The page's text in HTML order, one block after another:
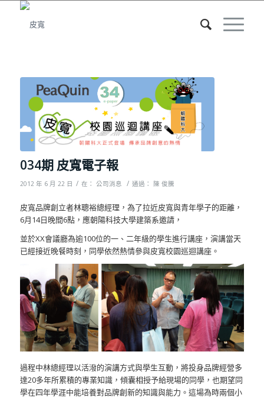
034期 皮寬電子報
2012 年 6 月 22 日 / 在： 公司消息 / 通過： 陳 俊騰
皮寬品牌創立者林聰裕總經理，為了拉近皮寬與青年學子的距離，
6月14日晚間6點，應朝陽科技大學建築系邀請，
並於XX會議廳為逾100位的一、二年級的學生進行講座，演講當天
已經接近晚餐時刻，同學依然熱情參與皮寬校園巡迴講座。
過程中林總經理以活潑的演講方式與學生互動，將投身品牌經營多
達20多年所累積的專業知識，傾囊相授予給現場的同學，也期望同
學在四年學涯中能培養對品牌創新的知識與能力。這場為時兩個小